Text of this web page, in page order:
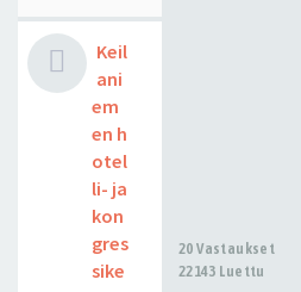
Keil
ani
em
en h
otel
li- ja
kon
gres
sike
20 Vastaukset
22143 Luettu